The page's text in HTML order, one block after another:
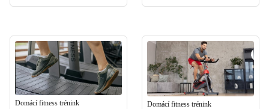
Domácí fitness trénink Domácí fitness trénink